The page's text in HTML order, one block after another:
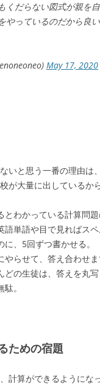
くだらない図式が親を
やっているのだから良
May 17, 2020
いと思う一番の理由は
が大量に出しているか
とわかっている計算問題
語単語や目で見ればス
に、5回ずつ書かせる。
やらせて、答え合わせ
どの生徒は、答えを丸
。
ための宿題
計算ができるようにな